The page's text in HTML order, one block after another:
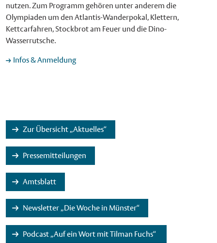
nutzen. Zum Programm gehören unter anderem die
Olympiaden um den Atlantis-Wanderpokal, Klettern,
Kettcarfahren, Stockbrot am Feuer und die Dino-
Wasserrutsche.
Infos & Anmeldung
Zur Übersicht „Aktuelles“
Pressemitteilungen
Amtsblatt
Newsletter „Die Woche in Münster“
Podcast „Auf ein Wort mit Tilman Fuchs“